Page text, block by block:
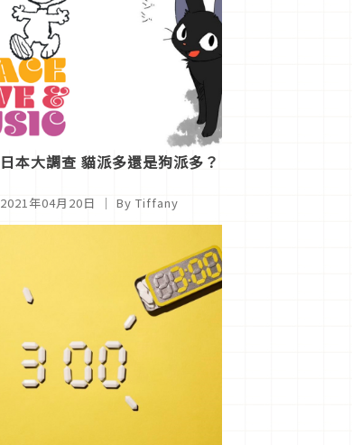
日本大調查 貓派多還是狗派多？
2021年04月20日 ｜ By Tiffany